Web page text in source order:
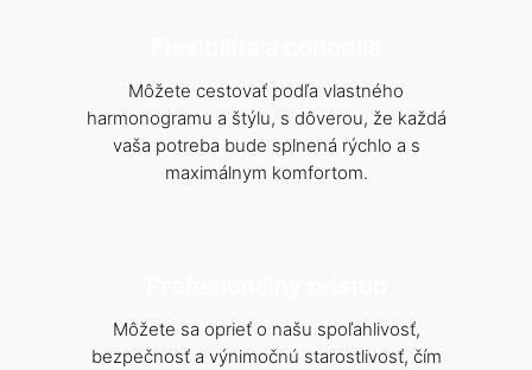
Môžete cestovať podľa vlastného
harmonogramu a štýlu, s dôverou, že každá
vaša potreba bude splnená rýchlo a s
maximálnym komfortom.
Môžete sa oprieť o našu spoľahlivosť,
bezpečnosť a výnimočnú starostlivosť, čím